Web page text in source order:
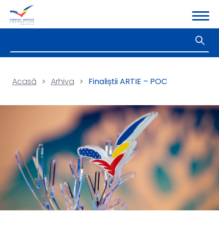
Acasă > Arhiva > Finaliștii ARTIE – POC